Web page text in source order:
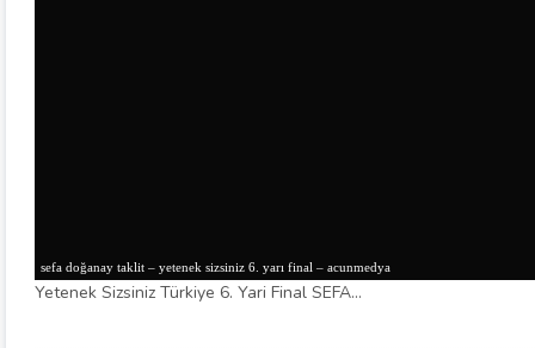
sefa doğanay taklit – yetenek sizsiniz 6. yarı final – acunmedya
Yetenek Sizsiniz Türkiye 6. Yari Final SEFA…